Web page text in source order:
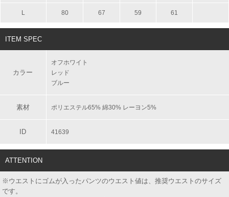
L 80 67 59 61
ITEM SPEC
カラー
オフホワイト
レッド
ブルー
素材 ポリエステル65% 綿30% レーヨン5%
ID 41639
ATTENTION
※ウエストにゴムが入ったパンツのウエスト値は、推奨ウエストのサイズ
です。